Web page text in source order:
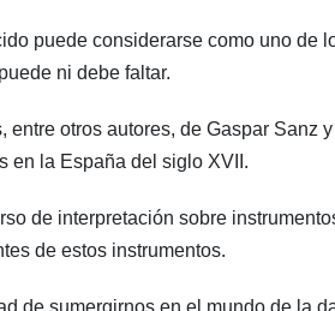
puede considerarse como uno de
ni debe faltar.
otros autores, de Gaspar Sanz
en la España del siglo XVII.
de interpretación sobre
de estos instrumentos.